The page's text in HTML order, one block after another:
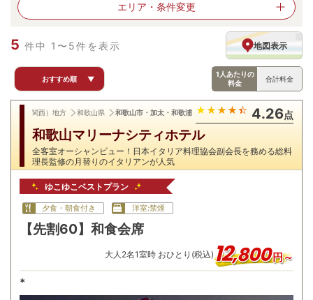
エリア・ 条件変更
5 件中 1〜5件を表示 地図表示
おすすめ順 ▼
1人あたりの
料金
合計料金
近畿（関西）地方 和歌山県 和歌山市・加太・和歌浦 4.26点
和歌山マリーナシティホテル
全客室オーシャンビュー！日本イタリア料理協会副会長を務める総料
理長監修の月替りのイタリアンが人気
ゆこゆこベストプラン
夕食・朝食付き 洋室:禁煙
【先割60】和食会席
大人 2名1室時 おひとり(税込)12,800円～
*